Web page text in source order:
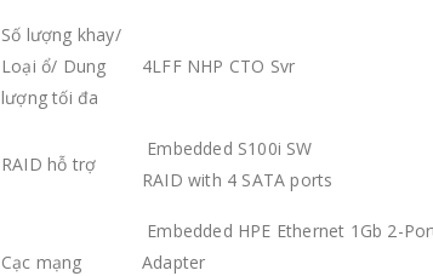
Số lượng khay/
Loại ổ/ Dung
lượng tối đa
4LFF NHP CTO Svr
RAID hỗ trợ
Embedded S100i SW
RAID with 4 SATA ports
Cạc mạng
Embedded HPE Ethernet 1Gb 2-
Adapter